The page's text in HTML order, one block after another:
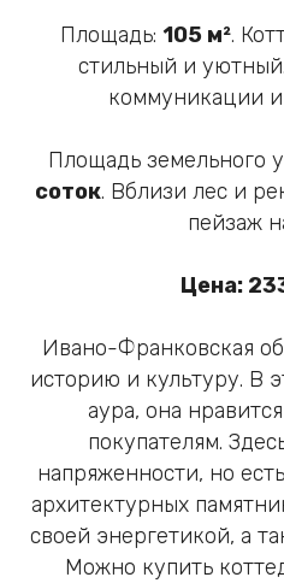
Площадь: 105 м².
стильный и
коммуникации и
Площадь земельного
соток. Вблизи лес и
пейзаж
Цена:
Ивано-Франковская
историю и культуру. В
аура, она
покупателям.
напряженности, но
архитектурных
своей энергетикой, а
Можно купить